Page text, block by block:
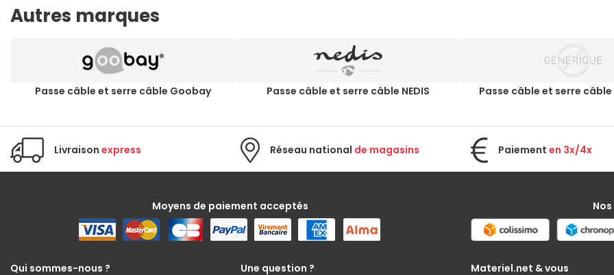
Autres marques
Passe câble et serre câble Goobay Passe câble et serre câble NEDIS Passe câble et serre
Livraison express Réseau national de magasins Paiement en 3x/4x
Moyens de paiement acceptés
Qui sommes-nous ? Une question ? Materiel.net & vous